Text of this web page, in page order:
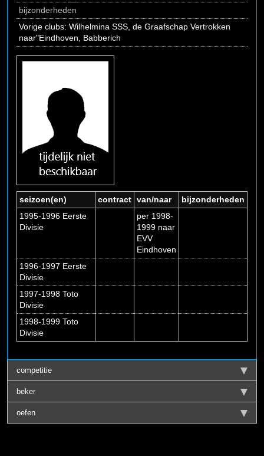
bijzonderheden
Vorige clubs: Wilhelmina SSS, de Graafschap Vertrokken
naar"Eindhoven, Babberich
seizoen(en) contract van/naar
bijzonderheden
1995-1996 Eerste
Divisie
per 1998-
1999 naar
EVV
Eindhoven
1996-1997 Eerste
Divisie
1997-1998 Toto
Divisie
1998-1999 Toto
Divisie
competitie
beker
oefen